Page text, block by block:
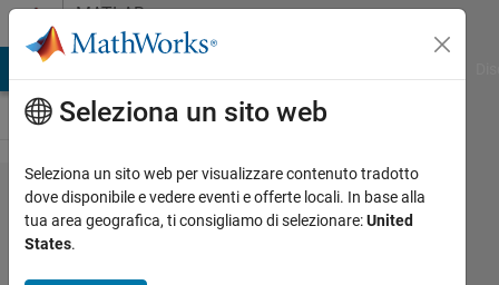
Vai al contenutoMATLAB
Answers
Pole-
Zero
Seleziona un sito web
Seleziona un sito web per visualizzare contenuto tradotto
dove disponibile e vedere eventi e offerte locali. In base alla
tua area geografica, ti consigliamo di selezionare:United
States.